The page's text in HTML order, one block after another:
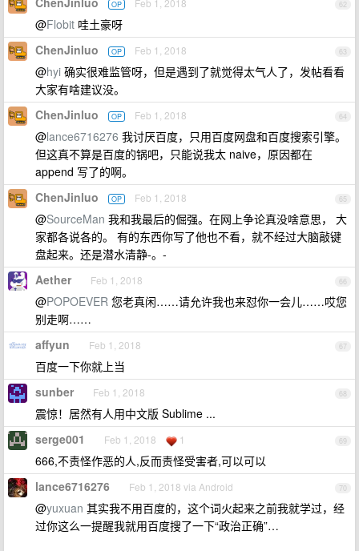
62
OP
@Flobit 哇土豪呀
63
ChenJinluo OP Feb 1, 2018
@hyi 确实很难监管呀，但是遇到了就觉得太气人了，发帖看看
大家有啥建议没。
64
ChenJinluo OP Feb 1, 2018
@lance6716276 我讨厌百度，只用百度网盘和百度搜索引擎。
但这真不算是百度的锅吧，只能说我太 naive，原因都在
append 写了的啊。
65
ChenJinluo OP Feb 1, 2018
@SourceMan 我和我最后的倔强。在网上争论真没啥意思， 大
家都各说各的。 有的东西你写了他也不看，就不经过大脑敲键
盘起来。还是潜水清静-。-
66
Aether Feb 1, 2018
@POPOEVER 您老真闲……请允许我也来怼你一会儿……哎您
别走啊……
67
affyun Feb 1, 2018
百度一下你就上当
68
sunber Feb 1, 2018
震惊！居然有人用中文版 Sublime ...
69
serge001 Feb 1, 2018 1
666,不责怪作恶的人,反而责怪受害者,可以可以
70
lance6716276 Feb 1, 2018 via Android
@yuxuan 其实我不用百度的，这个词火起来之前我就学过，经
过你这么一提醒我就用百度搜了一下“政治正确”…